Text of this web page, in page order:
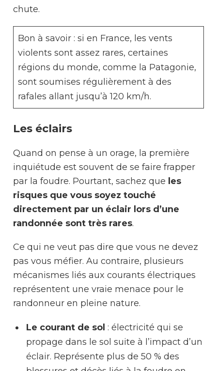
chute.
Bon à savoir : si en France, les vents
violents sont assez rares, certaines
régions du monde, comme la Patagonie,
sont soumises régulièrement à des
rafales allant jusqu’à 120 km/h.
Les éclairs
Quand on pense à un orage, la première
inquiétude est souvent de se faire frapper
par la foudre. Pourtant, sachez que les
risques que vous soyez touché
directement par un éclair lors d’une
randonnée sont très rares.
Ce qui ne veut pas dire que vous ne devez
pas vous méfier. Au contraire, plusieurs
mécanismes liés aux courants électriques
représentent une vraie menace pour le
randonneur en pleine nature.
Le courant de sol : électricité qui se
propage dans le sol suite à l’impact d’un
éclair. Représente plus de 50 % des